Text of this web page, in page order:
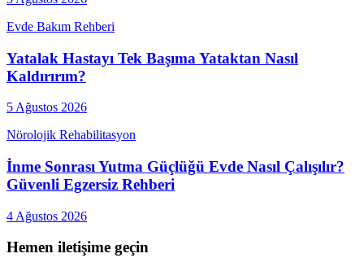
Evde Bakım Rehberi
Yatalak Hastayı Tek Başıma Yataktan Nasıl
Kaldırırım?
5 Ağustos 2026
Nörolojik Rehabilitasyon
İnme Sonrası Yutma Güçlüğü Evde Nasıl Çalışılır?
Güvenli Egzersiz Rehberi
4 Ağustos 2026
Hemen iletişime geçin